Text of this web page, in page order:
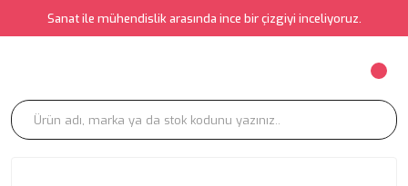
Sanat ile mühendislik arasında ince bir çizgiyi inceliyoruz.